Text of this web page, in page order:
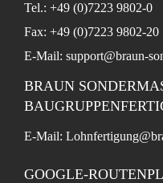
Tel.: +49 (0)7223 9802-0
Fax: +49 (0)7223 9802-20
E-Mail: support@braun-
BRAUN
E-Mail:
GOOGLE-